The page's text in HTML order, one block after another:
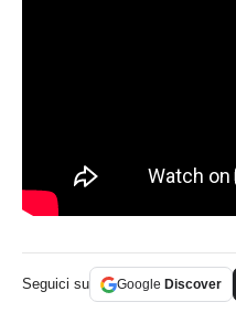
Seguici su Google Discover